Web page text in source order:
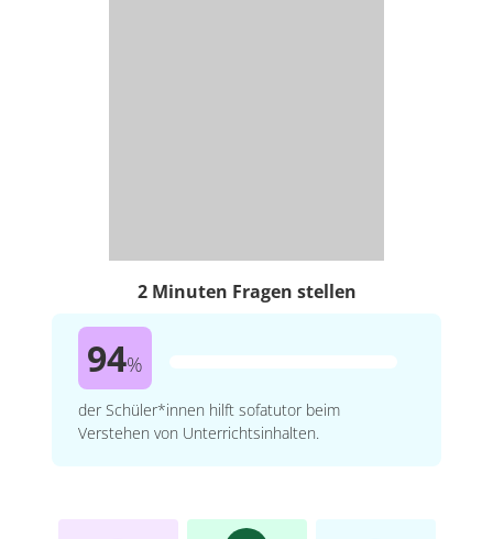
2 Minuten Fragen stellen
94%
der Schüler*innen hilft sofatutor beim
Verstehen von Unterrichtsinhalten.